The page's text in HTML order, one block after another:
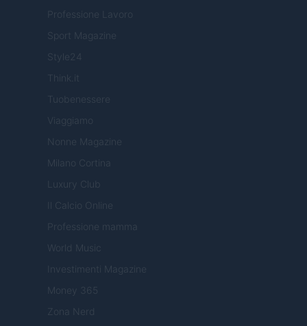
Professione Lavoro
Sport Magazine
Style24
Think.it
Tuobenessere
Viaggiamo
Nonne Magazine
Milano Cortina
Luxury Club
Il Calcio Online
Professione mamma
World Music
Investimenti Magazine
Money 365
Zona Nerd